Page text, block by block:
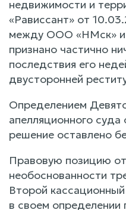
недвижимости и
«Рависсант» от
между ООО «НМск»
признано частично
последствия его
двусторонней
Определением
апелляционного суда
решение оставлено
Правовую позицию
необоснованности
Второй
в своем